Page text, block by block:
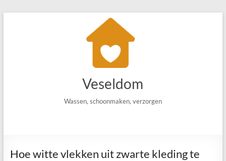
Veseldom
Wassen, schoonmaken, verzorgen
Hoe witte vlekken uit zwarte kleding te